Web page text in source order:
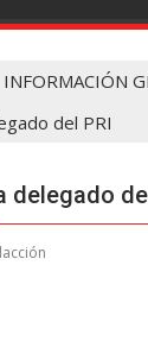
INFORMACIÓN
del PRI
delegado